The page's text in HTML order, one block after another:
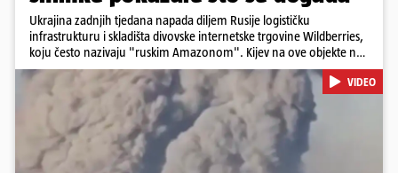
Ukrajina zadnjih tjedana napada diljem Rusije logističku
infrastrukturu i skladišta divovske internetske trgovine Wildberries,
koju često nazivaju "ruskim Amazonom". Kijev na ove objekte ne
gleda samo kao na obična trgovačka skladišta, već tvrdi da ih ruske
snage koriste i za vojne potrebe, odnosno za skladištenje i
distribuciju dijelova za dronove i druge opreme koja se koristi u
ratu. S druge strane, napadi služe i kao izravan odgovor na ruska
bombardiranja ukrajinske poštanske i logističke infrastrukture te
kao način da se ekonomske posljedice rata prenesu dublje na ruski
teritorij i približe običnim građanima.
VIDEO